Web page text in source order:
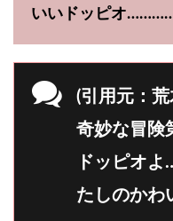
いいドッピオ
(引用元：
奇妙な冒険
ドッピオ
たしのか